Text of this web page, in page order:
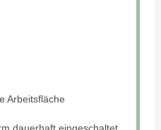
Arbeitsfläche